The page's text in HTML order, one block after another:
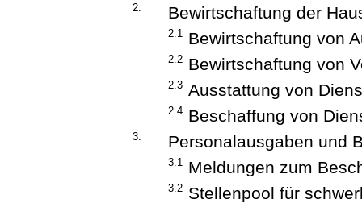
2. Bewirtschaftung der
2.1 Bewirtschaftung von
2.2 Bewirtschaftung von
2.3 Ausstattung von
2.4 Beschaffung von
3. Personalausgaben und
3.1 Meldungen zum
3.2 Stellenpool für